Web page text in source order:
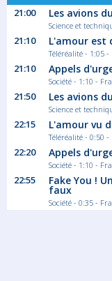
21:00 Les avions
Science et
21:10 L'amour est
Téléréalité - 1:05 -
21:10 Appels
Société - 1:10 -
21:50 Les avions
Science et
22:15 L'amour vu
Téléréalité - 0:50
22:20 Appels
Société - 1:10 -
22:55 Fake You !
faux
Société - 0:35 -